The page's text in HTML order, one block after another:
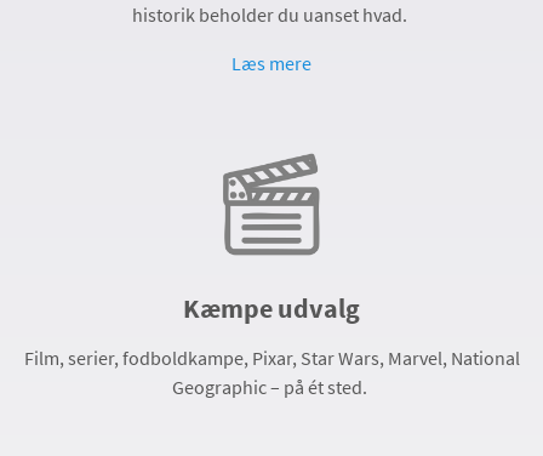
historik beholder du uanset hvad.
Læs mere
Kæmpe udvalg
Film, serier, fodboldkampe, Pixar, Star Wars, Marvel, National
Geographic – på ét sted.